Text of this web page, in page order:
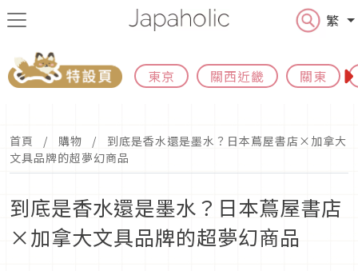
繁
東京 關西近畿 關東
首頁 購物
到底是香水還是墨水？日本蔦屋書店×加拿大
文具品牌的超夢幻商品
到底是香水還是墨水？日本蔦屋書店
×加拿大文具品牌的超夢幻商品